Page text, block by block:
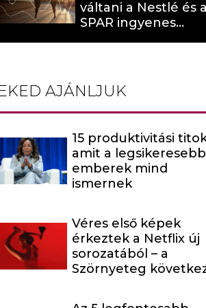
váltani a Nestlé és a
SPAR ingyenes
AJÁNLJUK
15 produktivitási
amit a legsikeresebb
emberek mind
ismernek
Véres első képek
érkeztek a Netflix új
sorozatából – a
Szörnyeteg